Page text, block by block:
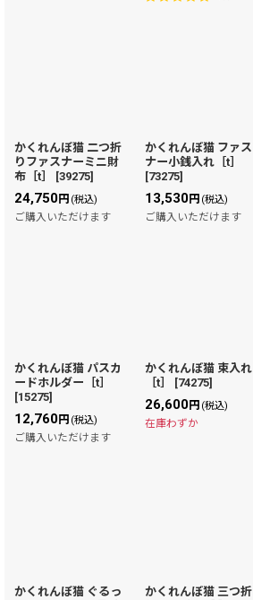
かくれんぼ猫 二つ折
りファスナーミニ財
布［t］
[39275]
24,750円 (税込)
ご購入いただけます
かくれんぼ猫 ファス
ナー小銭入れ［t］
[73275]
13,530円 (税込)
ご購入いただけます
かくれんぼ猫 パスカ
ードホルダー［t］
[15275]
12,760円 (税込)
ご購入いただけます
かくれんぼ猫 束入れ
［t］
[74275]
26,600円 (税込)
在庫わずか
かくれんぼ猫 ぐるっ
かくれんぼ猫 三つ折